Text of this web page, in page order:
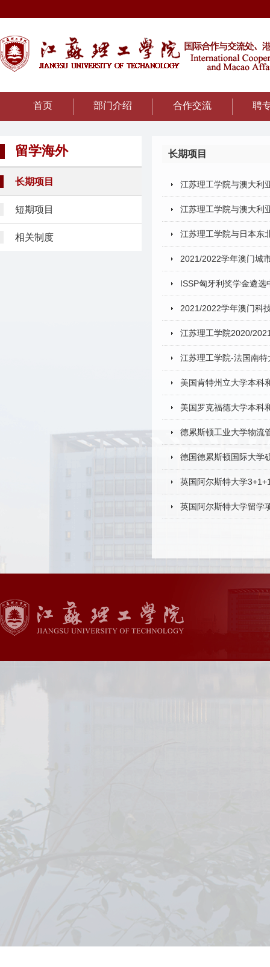
首页 部门介绍 合作交流 聘
留学海外
长期项目
短期项目
相关制度
长期项目
江苏理工学院与澳大利
江苏理工学院与澳大利
江苏理工学院与日本东
2021/2022学年澳门城
ISSP匈牙利奖学金遴选
2021/2022学年澳门科
江苏理工学院2020/
江苏理工学院-法国南
美国肯特州立大学本科
美国罗克福德大学本科
德累斯顿工业大学物流
德国德累斯顿国际大学
英国阿尔斯特大学
英国阿尔斯特大学留学